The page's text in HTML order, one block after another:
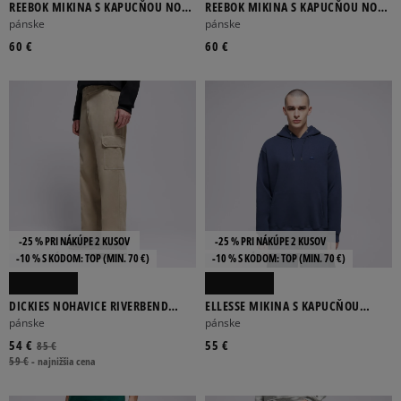
REEBOK MIKINA S KAPUCŇOU NOAH
SMALL LOGO
pánske
60 €
REEBOK MIKINA S KAPUCŇOU NOAH
SMALL LOGO
pánske
60 €
-10 % S KÓDOM: TOP (MIN. 70 €)
-25 % PRI NÁKÚPE 2 KUSOV
DICKIES NOHAVICE RIVERBEND
CARGO WORK PANT
pánske
85 €
54 €
59 €-najnižšia cena
-10 % S KÓDOM: TOP (MIN. 70 €)
-25 % PRI NÁKÚPE 2 KUSOV
ELLESSE MIKINA S KAPUCŇOU
VARON OH HOODY NAVY MN
pánske
55 €